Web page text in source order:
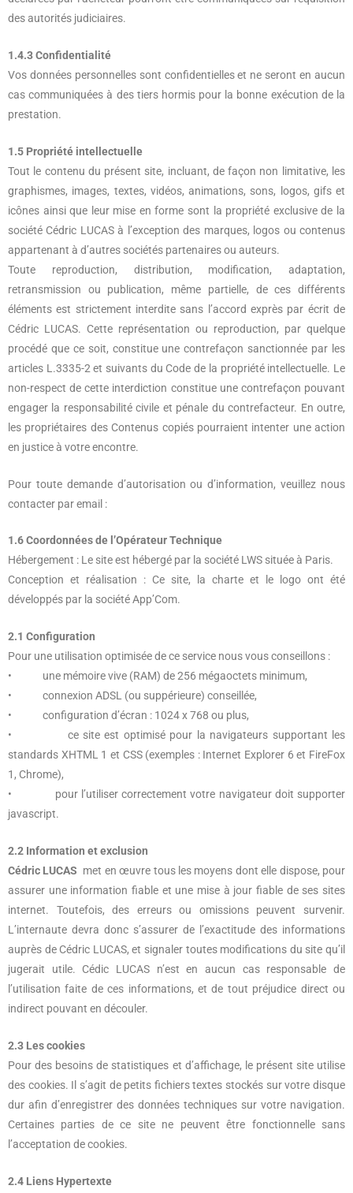
des autorités judiciaires.
1.4.3 Confidentialité
Vos données personnelles sont confidentielles et ne seront en aucun
cas communiquées à des tiers hormis pour la bonne exécution de la
prestation.
1.5 Propriété intellectuelle
Tout le contenu du présent site, incluant, de façon non limitative, les
graphismes, images, textes, vidéos, animations, sons, logos, gifs et
icônes ainsi que leur mise en forme sont la propriété exclusive de la
société Cédric LUCAS à l’exception des marques, logos ou contenus
appartenant à d’autres sociétés partenaires ou auteurs.
Toute reproduction, distribution, modification, adaptation,
retransmission ou publication, même partielle, de ces différents
éléments est strictement interdite sans l’accord exprès par écrit de
Cédric LUCAS. Cette représentation ou reproduction, par quelque
procédé que ce soit, constitue une contrefaçon sanctionnée par les
articles L.3335-2 et suivants du Code de la propriété intellectuelle. Le
non-respect de cette interdiction constitue une contrefaçon pouvant
engager la responsabilité civile et pénale du contrefacteur. En outre,
les propriétaires des Contenus copiés pourraient intenter une action
en justice à votre encontre.
Pour toute demande d’autorisation ou d’information, veuillez nous
contacter par email :
1.6 Coordonnées de l’Opérateur Technique
Hébergement : Le site est hébergé par la société LWS située à Paris.
Conception et réalisation : Ce site, la charte et le logo ont été
développés par la société App’Com.
2.1 Configuration
Pour une utilisation optimisée de ce service nous vous conseillons :
• une mémoire vive (RAM) de 256 mégaoctets minimum,
• connexion ADSL (ou suppérieure) conseillée,
• configuration d’écran : 1024 x 768 ou plus,
• ce site est optimisé pour la navigateurs supportant les
standards XHTML 1 et CSS (exemples : Internet Explorer 6 et FireFox
1, Chrome),
• pour l’utiliser correctement votre navigateur doit supporter
javascript.
2.2 Information et exclusion
Cédric LUCAS met en œuvre tous les moyens dont elle dispose, pour
assurer une information fiable et une mise à jour fiable de ses sites
internet. Toutefois, des erreurs ou omissions peuvent survenir.
L’internaute devra donc s’assurer de l’exactitude des informations
auprès de Cédric LUCAS, et signaler toutes modifications du site qu’il
jugerait utile. Cédic LUCAS n’est en aucun cas responsable de
l’utilisation faite de ces informations, et de tout préjudice direct ou
indirect pouvant en découler.
2.3 Les cookies
Pour des besoins de statistiques et d’affichage, le présent site utilise
des cookies. Il s’agit de petits fichiers textes stockés sur votre disque
dur afin d’enregistrer des données techniques sur votre navigation.
Certaines parties de ce site ne peuvent être fonctionnelle sans
l’acceptation de cookies.
2.4 Liens Hypertexte